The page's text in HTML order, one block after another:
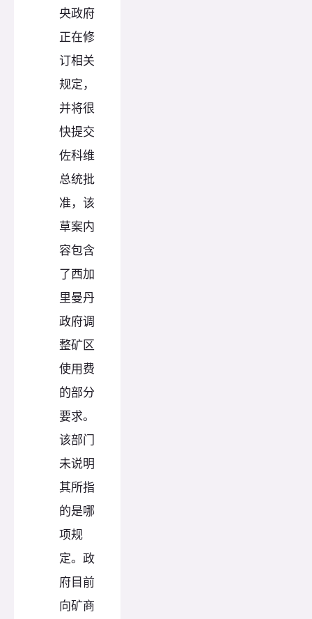
央政府
正在修
订相关
规定，
并将很
快提交
佐科维
总统批
准，该
草案内
容包含
了西加
里曼丹
政府调
整矿区
使用费
的部分
要求。
该部门
未说明
其所指
的是哪
项规
定。政
府目前
向矿商